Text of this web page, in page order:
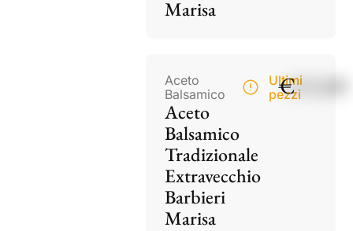
Marisa
Aceto
Balsamico
Aceto
Balsamico
Tradizionale
Extravecchio
Barbieri
Marisa
Ultimi
pezzi
€115,00